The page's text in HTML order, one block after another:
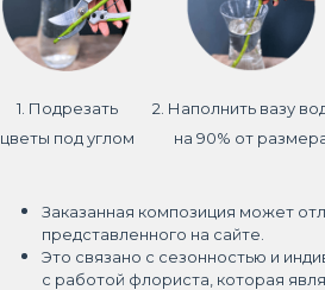
1. Подрезать
цветы под углом
2. Наполнить вазу
на 90% от
Заказанная композиция может
представленного на сайте.
Это связано с сезонностью и
с работой флориста, которая